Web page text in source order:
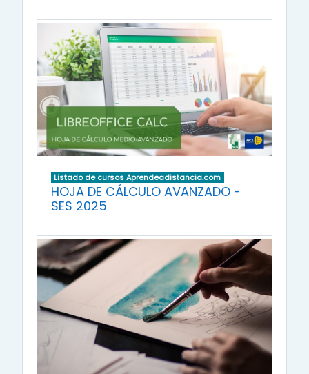
Listado de cursos Aprendeadistancia.com
HOJA DE CÁLCULO AVANZADO -
SES 2025